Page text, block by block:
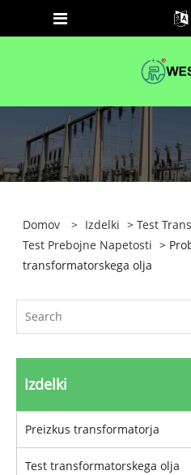
Domov > Izdelki >Test
Test Prebojne Napetosti >
transformatorskega olja
Izdelki
Preizkus transformatorja
Test transformatorskega olja